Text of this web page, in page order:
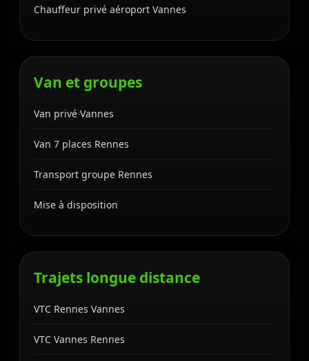
Chauffeur privé aéroport Vannes
Van et groupes
Van privé Vannes
Van 7 places Rennes
Transport groupe Rennes
Mise à disposition
Trajets longue distance
VTC Rennes Vannes
VTC Vannes Rennes